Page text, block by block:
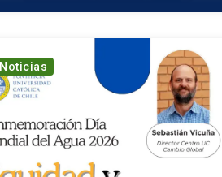
Noticias